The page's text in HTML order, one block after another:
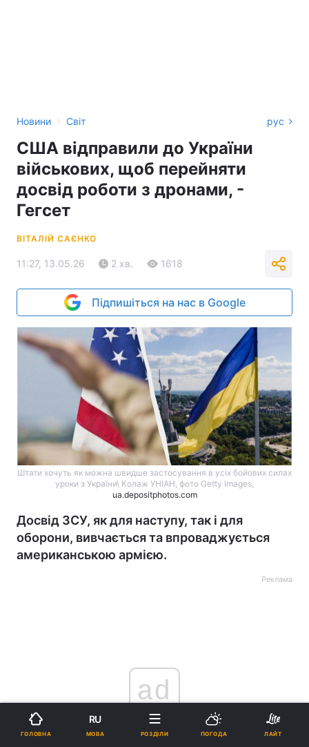
Новини › Світ рус
США відправили до України
військових, щоб перейняти
досвід роботи з дронами, -
Гегсет
ВІТАЛІЙ САЄНКО
11:27, 13.05.26 2 хв. 1618
Підпишіться на нас в Google
Штати хочуть як можна швидше застосування в усіх бойових силах
уроки з України\ Колаж УНІАН, фото Getty Images,
ua.depositphotos.com
Досвід ЗСУ, як для наступу, так і для
оборони, вивчається та впроваджується
американською армією.
Реклама
ad
ГОЛОВНА
RU
МОВА РОЗДІЛИ ПОГОДА ЛАЙТ